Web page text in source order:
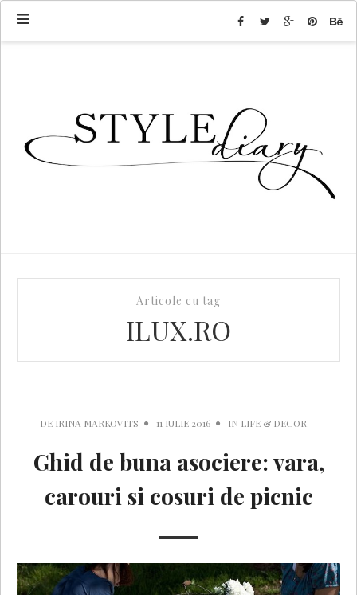
Articole cu tag
ILUX.RO
DE IRINA MARKOVITS 11 IULIE 2016 IN LIFE & DECOR
Ghid de buna asociere: vara,
carouri si cosuri de picnic